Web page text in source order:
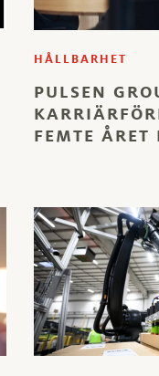
HÅLLBARHET
PULSEN
FEMTE ÅRET